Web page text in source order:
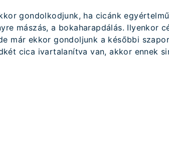
gondolkodjunk, ha cicánk
mászás, a bokaharapdálás. Ilyenkor
már ekkor gondoljunk a későbbi
cica ivartalanítva van, akkor ennek